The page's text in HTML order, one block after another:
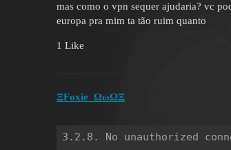
mas como o vpn sequer ajudaria? vc
europa pra mim ta tão ruim quanto
1 Like
ΞFoxie_ΩωΩΞ